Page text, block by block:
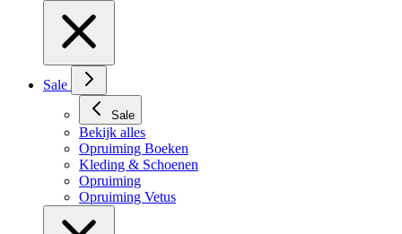
Sale
Sale
Bekijk alles
Opruiming Boeken
Kleding & Schoenen
Opruiming
Opruiming Vetus